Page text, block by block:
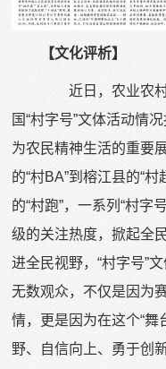
【文化评析】
近日，农业农村
国“村字号”文体活动情
为农民精神生活的重要
的“村BA”到榕江县的“
的“村跑”，一系列“村字
级的关注热度，掀起全
进全民视野，“村字号”
无数观众，不仅是因为
情，更是因为在这个“舞
野、自信向上、勇于创